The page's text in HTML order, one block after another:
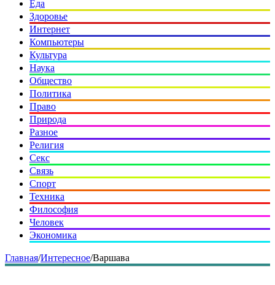
Еда
Здоровье
Интернет
Компьютеры
Культура
Наука
Общество
Политика
Право
Природа
Разное
Религия
Секс
Связь
Спорт
Техника
Философия
Человек
Экономика
Главная/Интересное/Варшава